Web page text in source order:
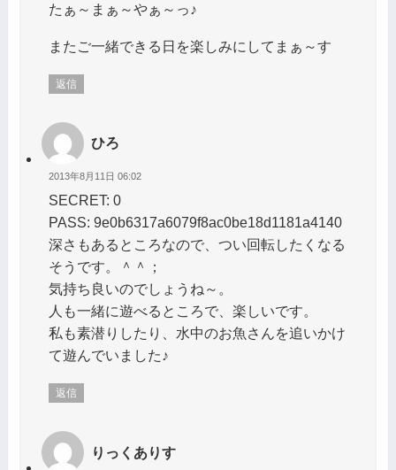
たぁ～まぁ～やぁ～っ♪
またご一緒できる日を楽しみにしてまぁ～す
返信
ひろ
2013年8月11日 06:02
SECRET: 0
PASS: 9e0b6317a6079f8ac0be18d1181a4140
深さもあるところなので、つい回転したくなる
そうです。＾＾；
気持ち良いのでしょうね～。
人も一緒に遊べるところで、楽しいです。
私も素潜りしたり、水中のお魚さんを追いかけ
て遊んでいました♪
返信
りっくありす